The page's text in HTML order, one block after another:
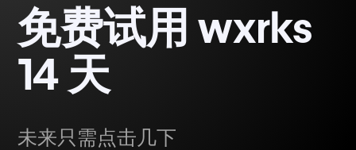
免费试用 wxrks
14 天
未来只需点击几下